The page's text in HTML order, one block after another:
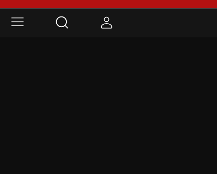
Selos de Qualidade e Segurança